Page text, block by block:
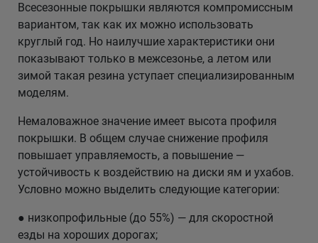
Всесезонные покрышки являются компромиссным
вариантом, так как их можно использовать
круглый год. Но наилучшие характеристики они
показывают только в межсезонье, а летом или
зимой такая резина уступает специализированным
моделям.
Немаловажное значение имеет высота профиля
покрышки. В общем случае снижение профиля
повышает управляемость, а повышение —
устойчивость к воздействию на диски ям и ухабов.
Условно можно выделить следующие категории:
● низкопрофильные (до 55%) — для скоростной
езды на хороших дорогах;